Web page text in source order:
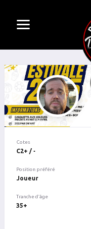
Cotes
C2+ / -
Position préféré
Joueur
Tranche d'âge
35+